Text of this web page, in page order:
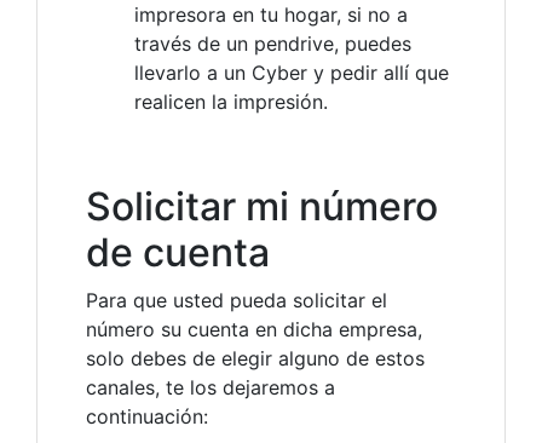
impresora en tu hogar, si no a
través de un pendrive, puedes
llevarlo a un Cyber y pedir allí que
realicen la impresión.
Solicitar mi número
de cuenta
Para que usted pueda solicitar el
número su cuenta en dicha empresa,
solo debes de elegir alguno de estos
canales, te los dejaremos a
continuación: